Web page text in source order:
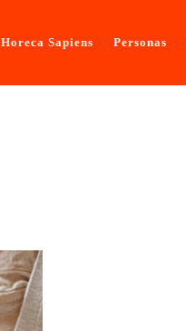
Horeca Sapiens Personas